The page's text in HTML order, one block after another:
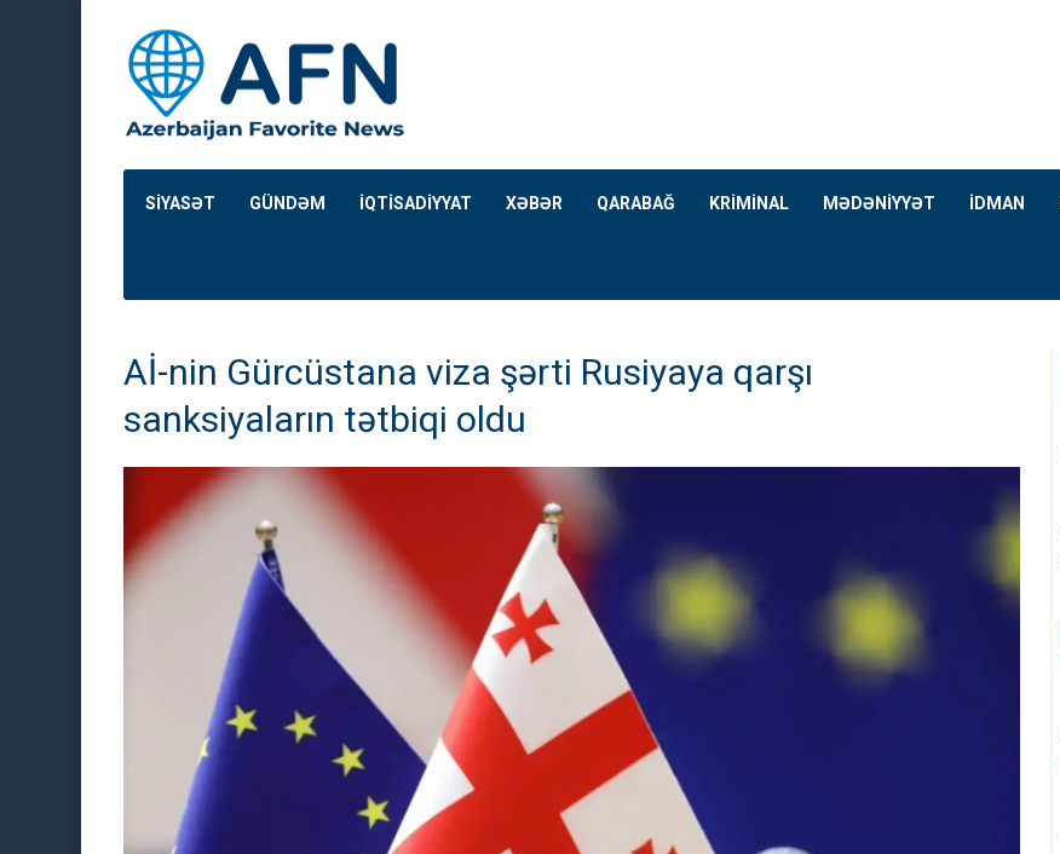
SİYASƏT GÜNDƏM İQTİSADİYYAT XƏBƏR QARABAĞ KRİMİNAL MƏDƏNİYYƏT İDMAN
Aİ-nin Gürcüstana viza şərti Rusiyaya qarşı
sanksiyaların tətbiqi oldu